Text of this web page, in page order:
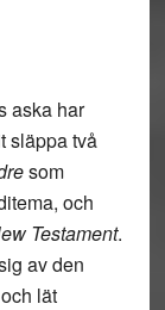
aska har
släppa två
som
och
Testament.
av den
lät